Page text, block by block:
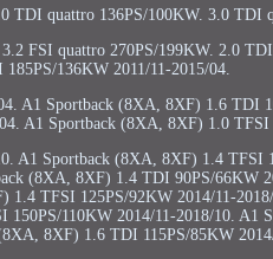
TDI quattro 136PS/100KW. 3.0 TDI
FSI quattro 270PS/199KW. 2.0
136KW 2011/11-2015/04.
A1 Sportback (8XA, 8XF) 1.6 TDI
A1 Sportback (8XA, 8XF) 1.0 TFSI
A1 Sportback (8XA, 8XF) 1.4 TFSI
(8XA, 8XF) 1.4 TDI 90PS/66KW
1.4 TFSI 125PS/92KW 2014/11-
110KW 2014/11-2018/10.
8XF) 1.6 TDI 115PS/85KW